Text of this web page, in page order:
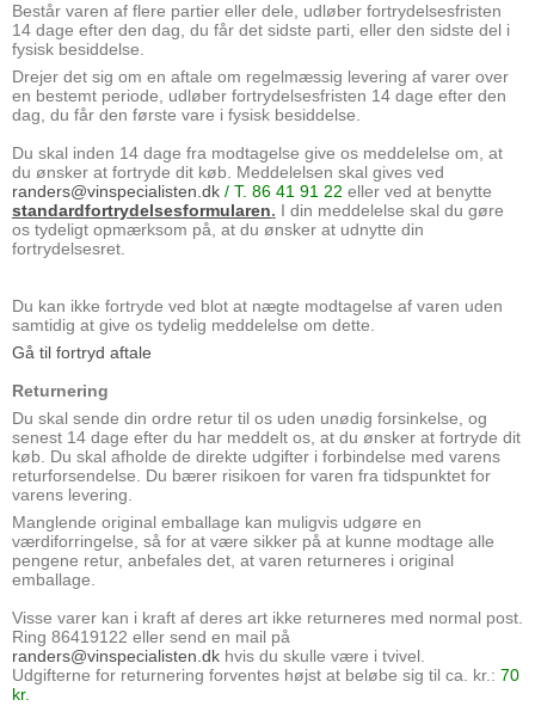
Består varen af flere partier eller dele, udløber fortrydelsesfristen
14 dage efter den dag, du får det sidste parti, eller den sidste del i
fysisk besiddelse.
Drejer det sig om en aftale om regelmæssig levering af varer over
en bestemt periode, udløber fortrydelsesfristen 14 dage efter den
dag, du får den første vare i fysisk besiddelse.
Du skal inden 14 dage fra modtagelse give os meddelelse om, at
du ønsker at fortryde dit køb. Meddelelsen skal gives ved
randers@vinspecialisten.dk / T. 86 41 91 22 eller ved at benytte
standardfortrydelsesformularen. I din meddelelse skal du gøre
os tydeligt opmærksom på, at du ønsker at udnytte din
fortrydelsesret.
Du kan ikke fortryde ved blot at nægte modtagelse af varen uden
samtidig at give os tydelig meddelelse om dette.
Gå til fortryd aftale
Returnering
Du skal sende din ordre retur til os uden unødig forsinkelse, og
senest 14 dage efter du har meddelt os, at du ønsker at fortryde dit
køb. Du skal afholde de direkte udgifter i forbindelse med varens
returforsendelse. Du bærer risikoen for varen fra tidspunktet for
varens levering.
Manglende original emballage kan muligvis udgøre en
værdiforringelse, så for at være sikker på at kunne modtage alle
pengene retur, anbefales det, at varen returneres i original
emballage.
Visse varer kan i kraft af deres art ikke returneres med normal post.
Ring 86419122 eller send en mail på
randers@vinspecialisten.dk hvis du skulle være i tvivel.
Udgifterne for returnering forventes højst at beløbe sig til ca. kr.: 70
kr.